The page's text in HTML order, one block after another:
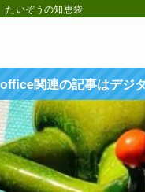
たいぞうの知恵袋
関連の記事はデジ